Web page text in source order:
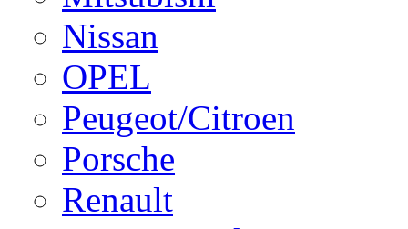
Nissan
OPEL
Peugeot/Citroen
Porsche
Renault